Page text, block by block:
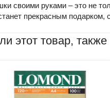
своими руками – это не
прекрасным
этот товар, также